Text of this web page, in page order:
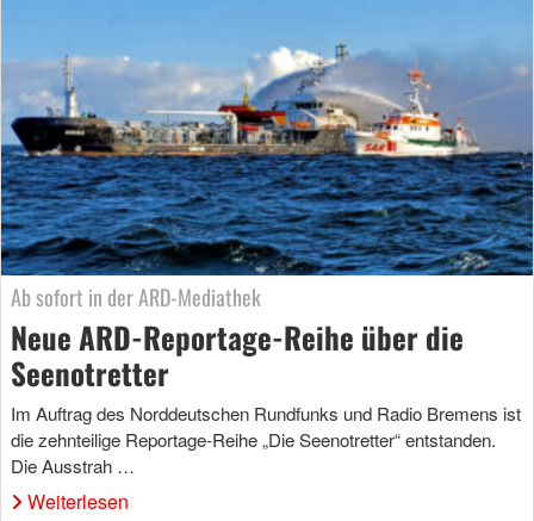
Ab sofort in der ARD-Mediathek
Neue ARD-Reportage-Reihe über die
Seenotretter
Im Auftrag des Norddeutschen Rundfunks und Radio Bremens ist
die zehnteilige Reportage-Reihe „Die Seenotretter“ entstanden.
Die Ausstrah …
Weiterlesen